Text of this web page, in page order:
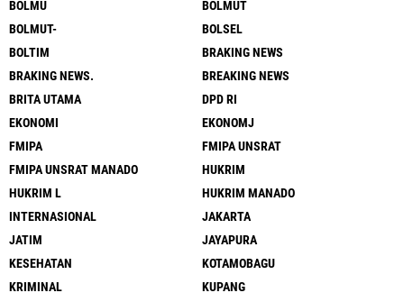
BOLMU
BOLMUT
BOLMUT-
BOLSEL
BOLTIM
BRAKING NEWS
BRAKING NEWS.
BREAKING NEWS
BRITA UTAMA
DPD RI
EKONOMI
EKONOMJ
FMIPA
FMIPA UNSRAT
FMIPA UNSRAT MANADO
HUKRIM
HUKRIM L
HUKRIM MANADO
INTERNASIONAL
JAKARTA
JATIM
JAYAPURA
KESEHATAN
KOTAMOBAGU
KRIMINAL
KUPANG